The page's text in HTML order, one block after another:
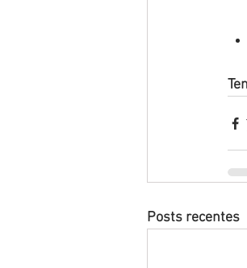
Posts recentes